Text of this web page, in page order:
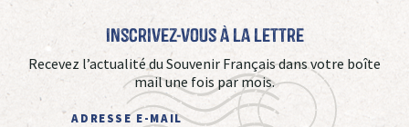
Inscrivez-vous à La Lettre
Recevez l’actualité du Souvenir Français dans votre boîte
mail une fois par mois.
ADRESSE E-MAIL